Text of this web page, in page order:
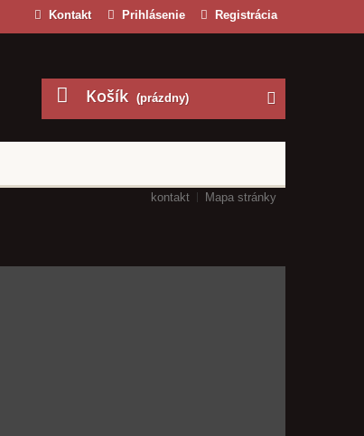
Registrácia
Prihlásenie
Kontakt
Košík (prázdny)
kontakt Mapa stránky